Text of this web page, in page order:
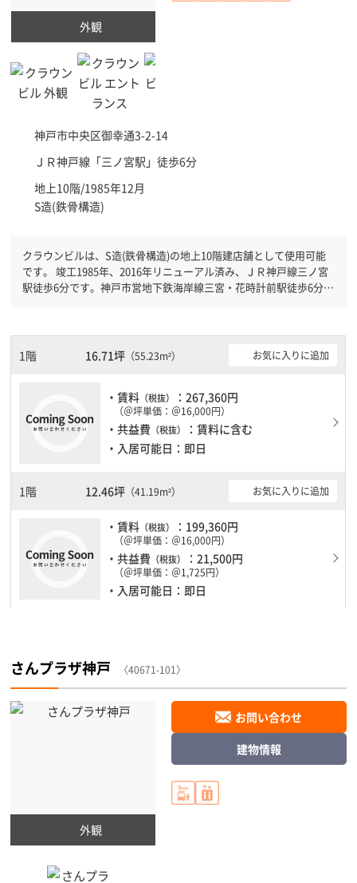
外観
神戸市中央区御幸通3-2-14
ＪＲ神戸線「三ノ宮駅 」徒歩6分
地上10階/1985年12月
S造(鉄骨構造)
クラウンビルは、S造(鉄骨構造)の地上10階建店舗として使用可能
です。 竣工1985年、2016年リニューアル済み、ＪＲ神戸線三ノ宮
駅徒歩6分です。神戸市営地下鉄海岸線三宮・花時計前駅徒歩6分と
震性がしっかりとしています。駐車場もありますので、車を利用さ
れるお客様には使いやすいです。
1階 16.71坪（55.23m²） お気に入りに追加
・賃料 （税抜） ：267,360円
（＠坪単価：＠16,000円）
・共益費 （税抜）
：賃料に含む
・入居可能日：即日
1階 12.46坪（41.19m²） お気に入りに追加
・賃料 （税抜） ：199,360円
（＠坪単価：＠16,000円）
・共益費 （税抜） ：21,500円
（＠坪単価：＠1,725円）
・入居可能日：即日
さんプラザ神戸 〈40671-101〉
外観
お問い合わせ
建物情報